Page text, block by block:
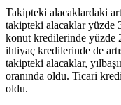
Takipteki alacaklardaki
takipteki alacaklar yüzde
konut kredilerinde yüzde
ihtiyaç kredilerinde de
takipteki alacaklar,
oranında oldu. Ticari
oldu.